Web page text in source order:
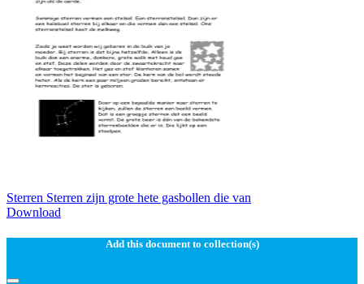
Sterren Sterren zijn grote hete gasbollen die van
Download
Add this document to collection(s)